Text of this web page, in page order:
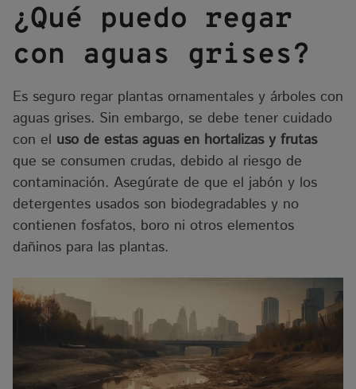
¿Qué puedo regar
con aguas grises?
Es seguro regar plantas ornamentales y árboles con
aguas grises. Sin embargo, se debe tener cuidado
con el uso de estas aguas en hortalizas y frutas
que se consumen crudas, debido al riesgo de
contaminación. Asegúrate de que el jabón y los
detergentes usados son biodegradables y no
contienen fosfatos, boro ni otros elementos
dañinos para las plantas.